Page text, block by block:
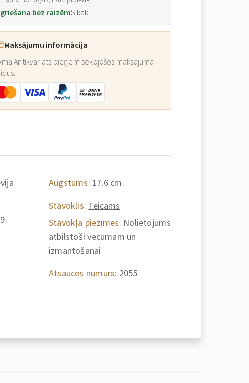
bez raizēmSīkāk
Maksājumu informācija
Antikvariāts pieņem sekojošos maksājuma
Augstums: 17.6 cm.
Stāvoklis: Teicams
Stāvokļa piezīmes: Nolietojums
atbilstoši vecumam un
izmantošanai
Atsauces numurs: 2055